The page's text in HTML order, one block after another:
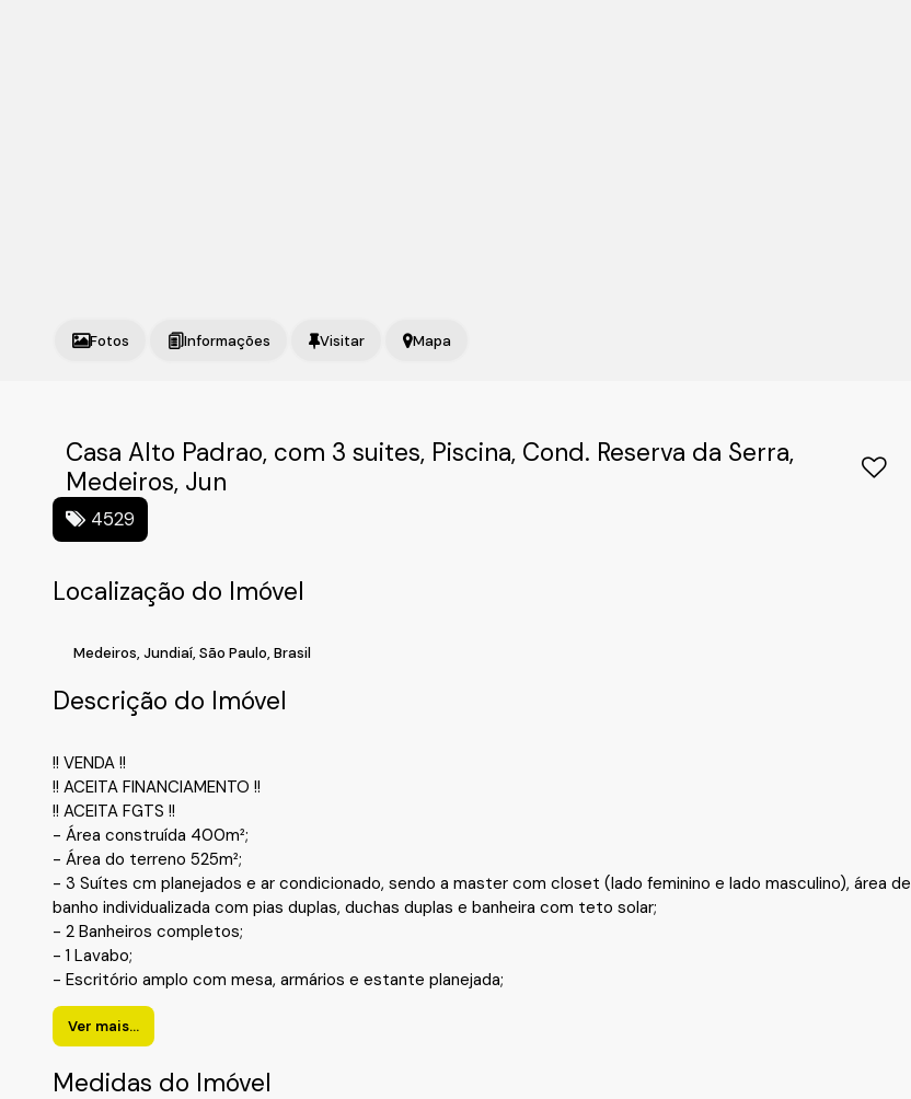
Fotos Mapa
Casa Alto Padrao, com 3 suites, Piscina, Cond. Reserva da Serra,
Medeiros, Jun
4529
Localização do Imóvel
Medeiros, Jundiaí, São Paulo, Brasil
Descrição do Imóvel
!! VENDA !!
!! ACEITA FINANCIAMENTO !!
!! ACEITA FGTS !!
- Área construída 400m²;
- Área do terreno 525m²;
- 3 Suítes cm planejados e ar condicionado, sendo a master com closet (lado feminino e lado masculino), área de
banho individualizada com pias duplas, duchas duplas e banheira com teto solar;
- 2 Banheiros completos;
- 1 Lavabo;
- Escritório amplo com mesa, armários e estante planejada;
- Sala de estar elevada;
- Sala de jantar integrada com a cozinha;
- Cozinha repleta de armários, cooktop, forno elétrico e coifa;
- Quarto de empregada com banheiro;
Ver mais...
Medidas do Imóvel